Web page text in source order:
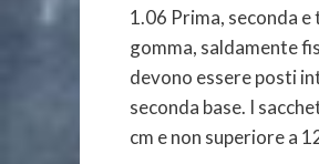
1.06 Prima, seconda
gomma, saldamente
devono essere posti
seconda base. I
cm e non superiore a